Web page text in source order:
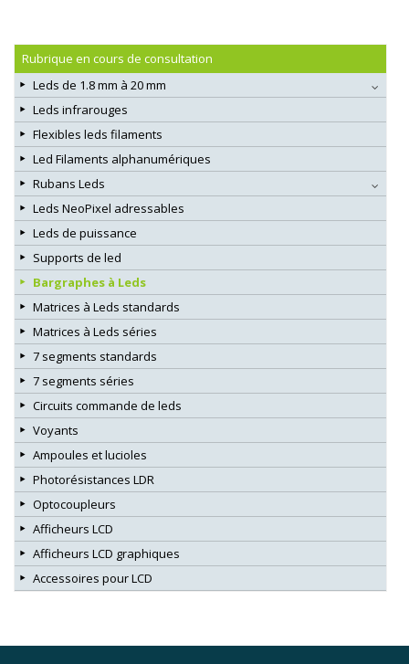
Rubrique en cours de consultation
Leds de 1.8 mm à 20 mm
Leds infrarouges
Flexibles leds filaments
Led Filaments alphanumériques
Rubans Leds
Leds NeoPixel adressables
Leds de puissance
Supports de led
Bargraphes à Leds
Matrices à Leds standards
Matrices à Leds séries
7 segments standards
7 segments séries
Circuits commande de leds
Voyants
Ampoules et lucioles
Photorésistances LDR
Optocoupleurs
Afficheurs LCD
Afficheurs LCD graphiques
Accessoires pour LCD